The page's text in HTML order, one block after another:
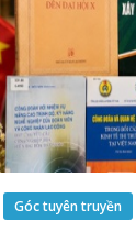
Góc tuyên truyền